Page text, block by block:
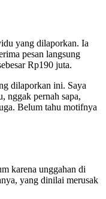
yang dilaporkan. Ia
pesan langsung
Rp190 juta.
dilaporkan ini. Saya
nggak pernah sapa,
Belum tahu motifnya
karena unggahan di
yang dinilai merusak